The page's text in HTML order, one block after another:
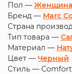
Пол —
Бренд — Marc
Страна
Тип товара —
Материал —
Цвет — Черный
Стиль — Comfort